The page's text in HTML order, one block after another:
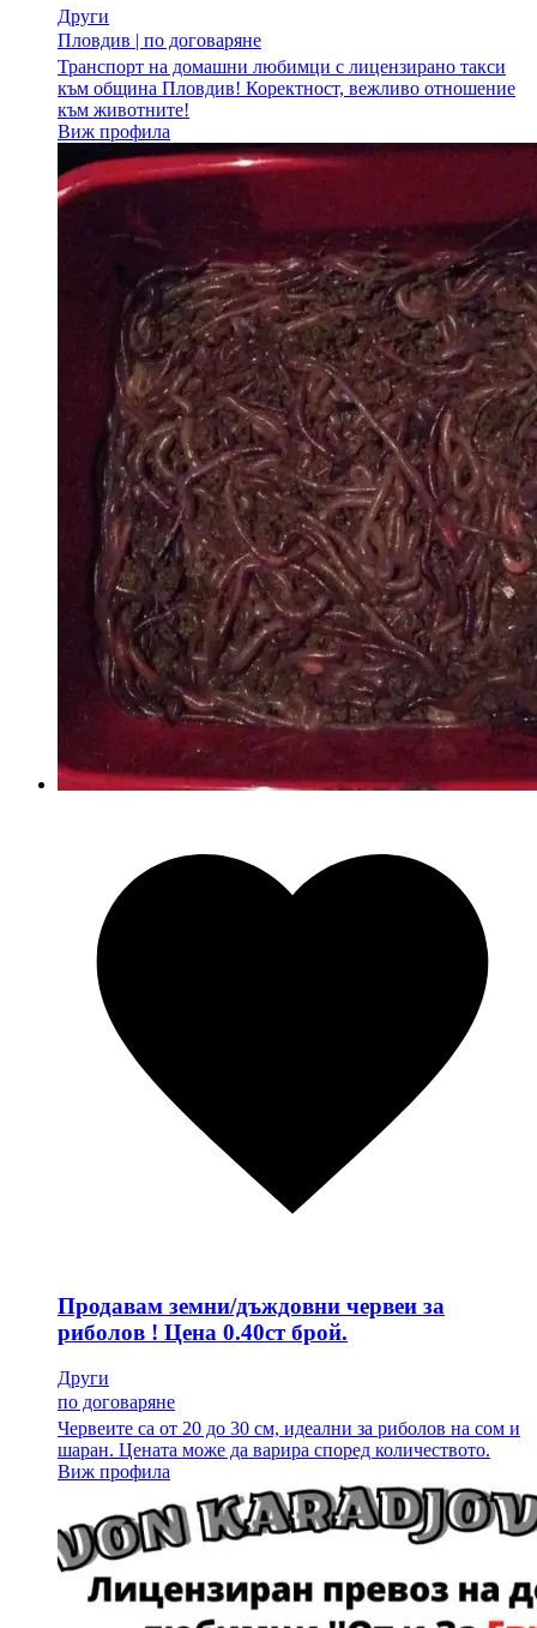
Други
Пловдив | по договаряне
Транспорт на домашни любимци с лицензирано такси
към община Пловдив! Коректност, вежливо отношение
към животните!
Виж профила
Продавам земни/дъждовни червеи за
риболов ! Цена 0.40ст брой.
Други
по договаряне
Червеите са от 20 до 30 см, идеални за риболов на сом и
шаран. Цената може да варира според количеството.
Виж профила